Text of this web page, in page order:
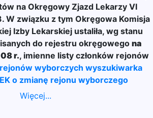
na Okręgowy Zjazd Lekarzy VI
W związku z tym Okręgowa Komisja
Izby Lekarskiej ustaliła, wg stanu
do rejestru okręgowego na
r., imienne listy członków rejonów
wyborczych wyszukiwarka
o zmianę rejonu wyborczego
Więcej...